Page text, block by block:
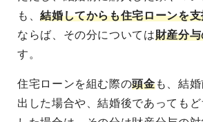
も、結婚してからも住宅ローンを
ならば、その分については財産分
す。
住宅ローンを組む際の頭金も、結
出した場合や、結婚後であっても